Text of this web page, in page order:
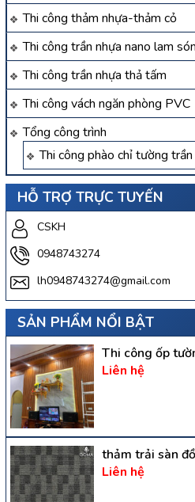
Thi công thảm nhựa-thảm cỏ
Thi công trần nhựa nano lam
Thi công trần nhựa thả tấm
Thi công vách ngăn phòng PVC
Tổng công trình
Thi công phào chỉ tường trần
HỖ TRỢ TRỰC TUYẾN
CSKH
0948743274
lh0948743274@gmail.com
SẢN PHẨM NỔI BẬT
Thi công ốp
Liên hệ
thảm trải sàn
Liên hệ